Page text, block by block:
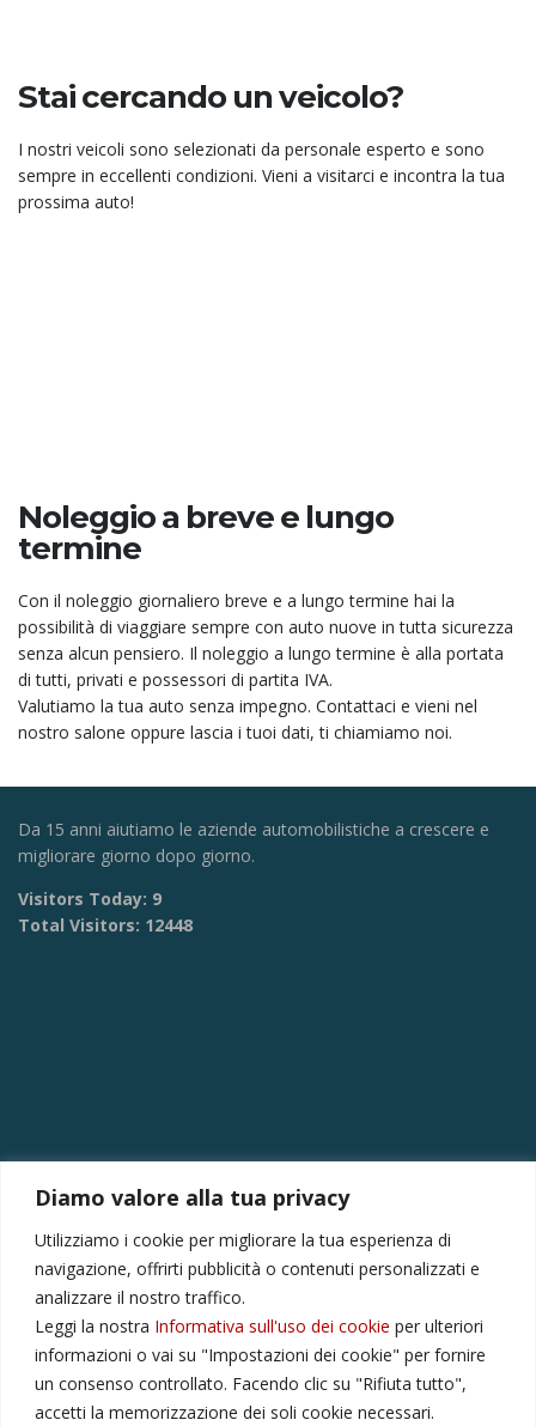
Diamo valore alla tua privacy
Utilizziamo i cookie per migliorare la tua esperienza di
navigazione, offrirti pubblicità o contenuti personalizzati e
analizzare il nostro traffico.
Leggi la nostra Informativa sull'uso dei cookie per ulteriori
informazioni o vai su "Impostazioni dei cookie" per fornire
un consenso controllato. Facendo clic su "Rifiuta tutto",
accetti la memorizzazione dei soli cookie necessari.
Stai cercando un veicolo?
I nostri veicoli sono selezionati da personale esperto e sono
sempre in eccellenti condizioni. Vieni a visitarci e incontra la tua
prossima auto!
Noleggio a breve e lungo
termine
Con il noleggio giornaliero breve e a lungo termine hai la
possibilità di viaggiare sempre con auto nuove in tutta sicurezza
senza alcun pensiero. Il noleggio a lungo termine è alla portata
di tutti, privati e possessori di partita IVA.
Valutiamo la tua auto senza impegno. Contattaci e vieni nel
nostro salone oppure lascia i tuoi dati, ti chiamiamo noi.
Da 15 anni aiutiamo le aziende automobilistiche a crescere e
migliorare giorno dopo giorno.
Visitors Today: 9
Total Visitors: 12448
Via Provinciale Montagna Spaccata 228/H Napoli
Raffaele +39 3282694809
r.colamussi@gmail.com
Dal lunedì al venerdì 9:00 13:30 16:00 19:00
Il sabato 9:00 13:30